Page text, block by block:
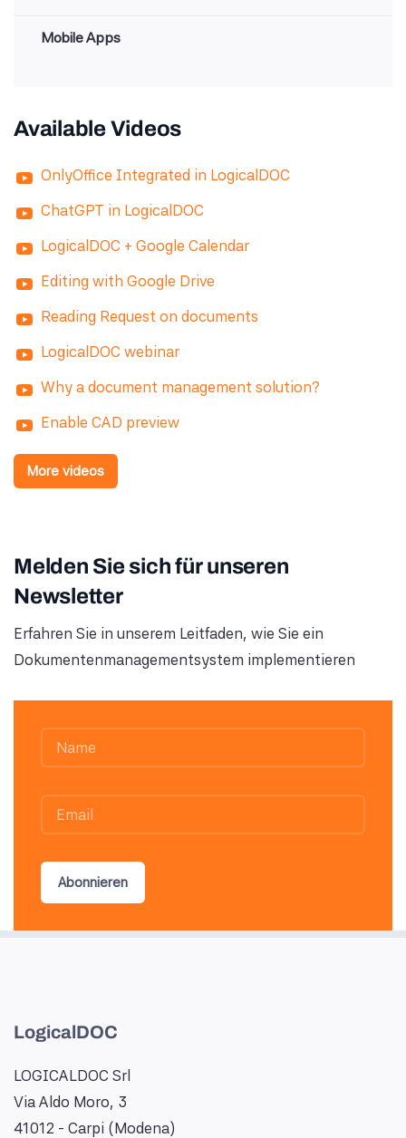
Mobile Apps
Available Videos
OnlyOffice Integrated in LogicalDOC
ChatGPT in LogicalDOC
LogicalDOC + Google Calendar
Editing with Google Drive
Reading Request on documents
LogicalDOC webinar
Why a document management solution?
Enable CAD preview
More videos
Melden Sie sich für unseren
Newsletter
Erfahren Sie in unserem Leitfaden, wie Sie ein
Dokumentenmanagementsystem implementieren
Abonnieren
LogicalDOC
LOGICALDOC Srl
Via Aldo Moro, 3
41012 - Carpi (Modena)